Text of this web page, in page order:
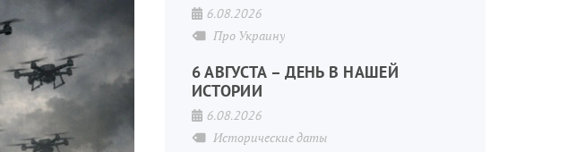
6.08.2026
Про Украину
6 АВГУСТА – ДЕНЬ В НАШЕЙ
ИСТОРИИ
6.08.2026
Исторические даты